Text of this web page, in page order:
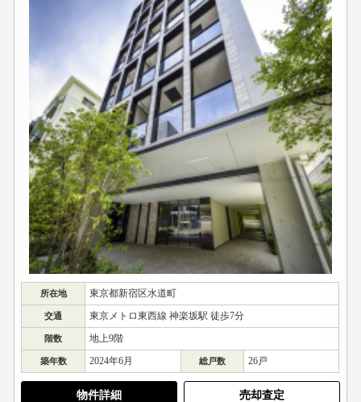
所在地 東京都新宿区水道町
交通 東京メトロ東西線 神楽坂駅 徒歩7分
階数 地上9階
築年数 2024年6月 総戸数 26戸
物件詳細 売却査定